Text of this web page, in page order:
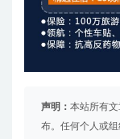
声明： 本站所有
布。任何个人或